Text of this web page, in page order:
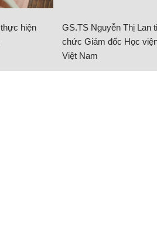
hiện
GS.TS Nguyễn Thị Lan
chức Giám đốc Học
Việt Nam